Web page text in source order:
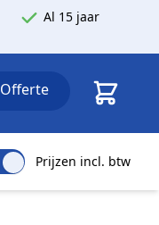
Al 15 jaar
Offerte
Prijzen incl. btw